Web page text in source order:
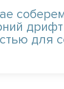
для